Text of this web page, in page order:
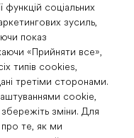
функцій соціальних
зусиль,
показ
«Прийняти все»,
типів cookies,
третіми сторонами.
cookie,
зміни. Для
про те, як ми
Лтд». Усі права
Умови
інформації.
та послуг,